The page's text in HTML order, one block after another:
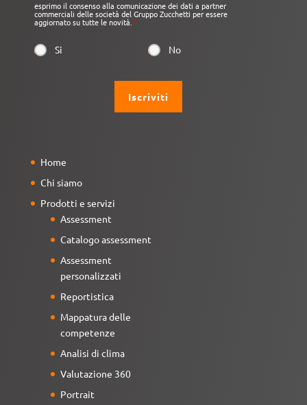
esprimo il consenso alla comunicazione dei dati a partner
commerciali delle società del Gruppo Zucchetti per essere
aggiornato su tutte le novità. *
Si No
Home
Chi siamo
Prodotti e servizi
Assessment
Catalogo assessment
Assessment
personalizzati
Reportistica
Mappatura delle
competenze
Analisi di clima
Valutazione 360
Portrait